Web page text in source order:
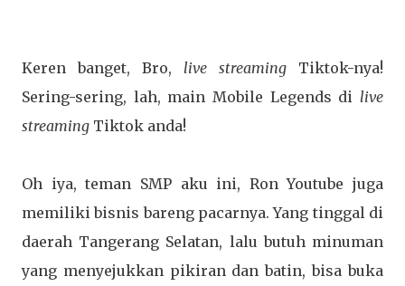
Keren banget, Bro, live streaming Tiktok-nya!
Sering-sering, lah, main Mobile Legends di live
streaming Tiktok anda!
Oh iya, teman SMP aku ini, Ron Youtube juga
memiliki bisnis bareng pacarnya. Yang tinggal di
daerah Tangerang Selatan, lalu butuh minuman
yang menyejukkan pikiran dan batin, bisa buka